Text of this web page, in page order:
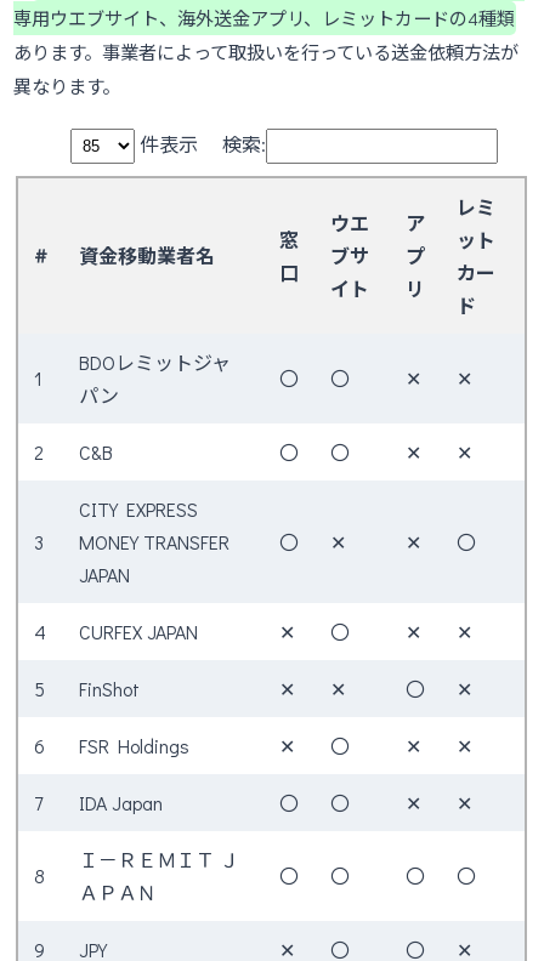
専用ウエブサイト、海外送金アプリ、レミットカードの4種類
あります。事業者によって取扱いを行っている送金依頼方法が
異なります。
件表示 検索:
# 資金移動業者名
窓
口
ウエ
ブサ
イト
ア
プ
リ
レミ
ット
カー
ド
1
BDOレミットジャ
パン
〇 〇 ✕ ✕
2 C&B 〇 〇 ✕ ✕
3
CITY EXPRESS
MONEY TRANSFER
JAPAN
〇 ✕ ✕ 〇
4 CURFEX JAPAN ✕ 〇 ✕ ✕
5 FinShot ✕ ✕ 〇 ✕
6 FSR Holdings ✕ 〇 ✕ ✕
7 IDA Japan 〇 〇 ✕ ✕
8
Ｉ－ＲＥＭＩＴ Ｊ
ＡＰＡＮ
〇 〇 〇 〇
9 JPY ✕ 〇 〇 ✕